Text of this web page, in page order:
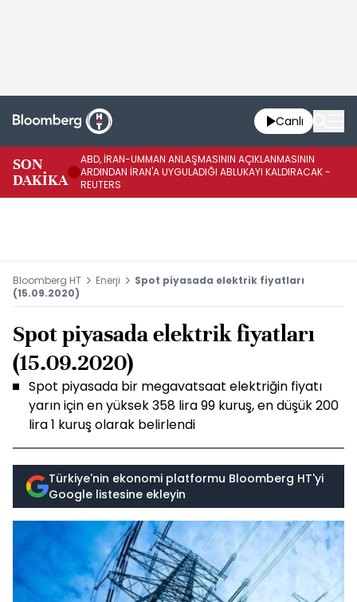
Canlı
SON
DAKİKA
ABD, İRAN-UMMAN ANLAŞMASININ AÇIKLANMASININ
ARDINDAN İRAN'A UYGULADIĞI ABLUKAYI KALDIRACAK -
REUTERS
Bloomberg HT Enerji
Spot piyasada elektrik fiyatları
(15.09.2020)
Spot piyasada elektrik fiyatları
(15.09.2020)
Spot piyasada bir megavatsaat elektriğin fiyatı
yarın için en yüksek 358 lira 99 kuruş, en düşük 200
lira 1 kuruş olarak belirlendi
Türkiye'nin ekonomi platformu Bloomberg HT'yi
Google listesine ekleyin